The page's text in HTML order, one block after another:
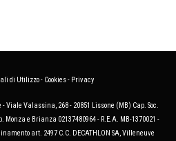
di Utilizzo- Cookies- Privacy
Viale Valassina, 268 - 20851 Lissone (MB) Cap. Soc.
Monza e Brianza 02137480964 - R.E.A. MB-1370021 -
art. 2497 C.C. DECATHLON SA, Villeneuve